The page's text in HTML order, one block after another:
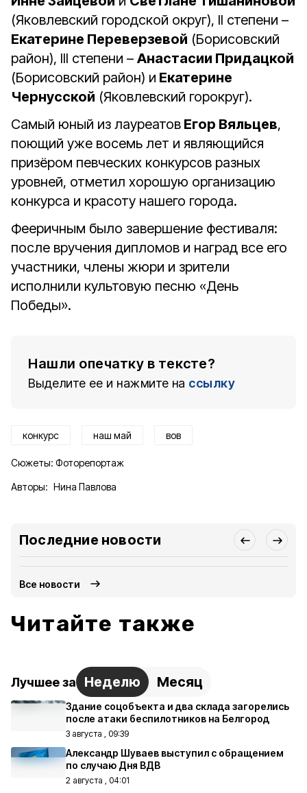
(Яковлевский городской округ), II степени –
Екатерине Переверзевой (Борисовский
район), III степени – Анастасии Придацкой
(Борисовский район) и Екатерине
Чернусской (Яковлевский горокруг).
Самый юный из лауреатов Егор Вяльцев,
поющий уже восемь лет и являющийся
призёром певческих конкурсов разных
уровней, отметил хорошую организацию
конкурса и красоту нашего города.
Фееричным было завершение фестиваля:
после вручения дипломов и наград все его
участники, члены жюри и зрители
исполнили культовую песню «День
Победы».
Нашли опечатку в тексте?
Выделите ее и нажмите на ссылку
конкурс наш май вов
Сюжеты: Фоторепортаж
Авторы: Нина Павлова
Последние новости
Все новости
Читайте также
Лучшее за Неделю Месяц
Здание соцобъекта и два склада загорелись
после атаки беспилотников на Белгород
3 августа , 09:39
Александр Шуваев выступил с обращением
по случаю Дня ВДВ
2 августа , 04:01